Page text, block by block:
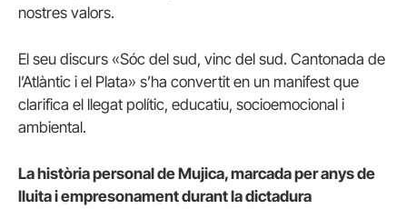
nostres valors.
El seu discurs «Sóc del sud, vinc del sud. Cantonada de
l’Atlàntic i el Plata» s’ha convertit en un manifest que
clarifica el llegat polític, educatiu, socioemocional i
ambiental.
La història personal de Mujica, marcada per anys de
lluita i empresonament durant la dictadura